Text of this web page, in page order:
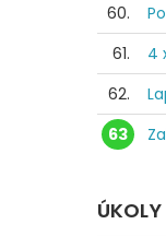
60.
61.
4
62.
63